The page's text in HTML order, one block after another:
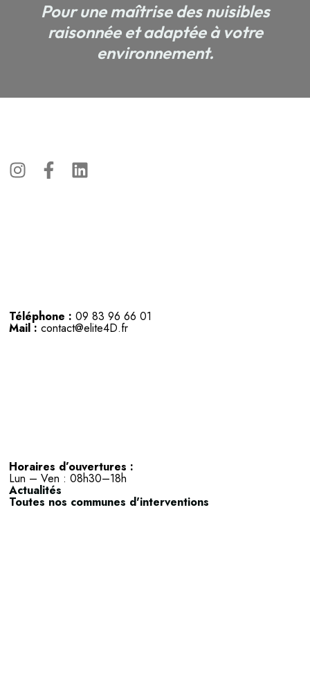
Pour une maîtrise des nuisibles
raisonnée et adaptée à votre
environnement.
Horaires d’ouvertures :
Lun – Ven : 08h30–18h
Actualités
Toutes nos communes d'interventions
Téléphone :09 83 96 66 01
Mail :contact@elite4D.fr